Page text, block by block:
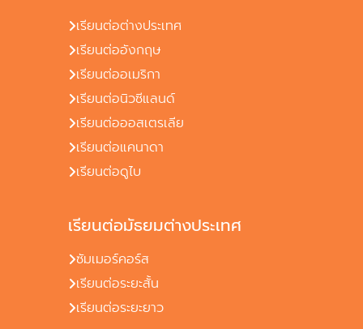
เรียนต่อต่างประเทศ
เรียนต่ออังกฤษ
เรียนต่ออเมริกา
เรียนต่อนิวซีแลนด์
เรียนต่อออสเตรเลีย
เรียนต่อแคนาดา
เรียนต่อดูไบ
เรียนต่อมัธยมต่างประเทศ
ซัมเมอร์คอร์ส
เรียนต่อระยะสั้น
เรียนต่อระยะยาว